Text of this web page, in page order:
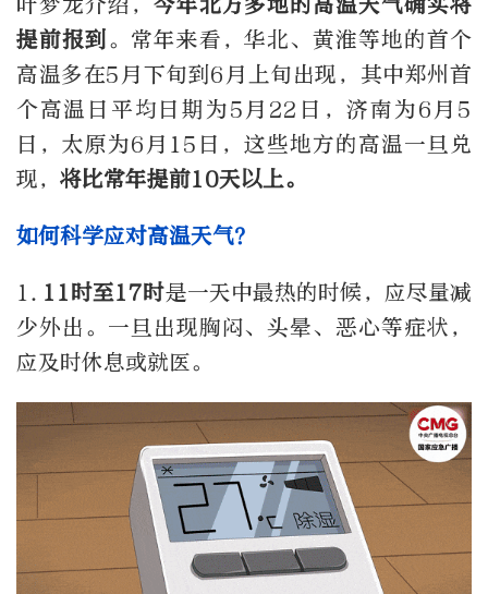
叶梦龙介绍， 今年北方多地的高温天气确实将
提前报到 。常年来看，华北、黄淮等地的首个
高温多在5月下旬到6月上旬出现，其中郑州首
个高温日平均日期为5月22日，济南为6月5
日，太原为6月15日，这些地方的高温一旦兑
现， 将比常年提前10天以上。
如何科学应对高温天气？
1. 11时至17时是一天中最热的时候，应尽量减
少外出。一旦出现胸闷、头晕、恶心等症状，
应及时休息或就医。